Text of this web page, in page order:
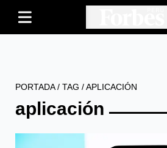
PORTADA/ TAG /APLICACIÓN
aplicación